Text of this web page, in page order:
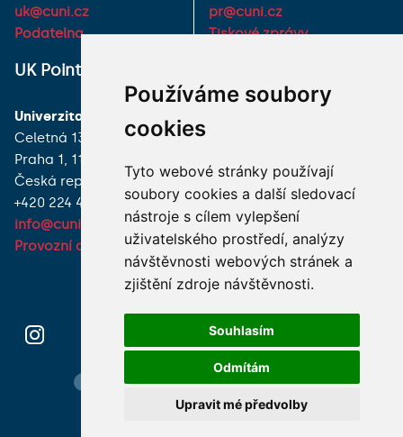
Používáme soubory
cookies
Tyto webové stránky používají
soubory cookies a další sledovací
nástroje s cílem vylepšení
uživatelského prostředí, analýzy
návštěvnosti webových stránek a
zjištění zdroje návštěvnosti.
Souhlasím
Odmítám
Upravit mé předvolby
uk@cuni.cz
Podatelna
pr@cuni.cz
Tiskové zprávy
UK Point
Univerzita Karlova
Celetná 13
Praha 1, 116 36
Česká republika
+420 224 491 850
info@cuni.cz
Provozní doba a kontakty
JAK K NÁM?
Hledání osob Nastavení cookie Mapa webu